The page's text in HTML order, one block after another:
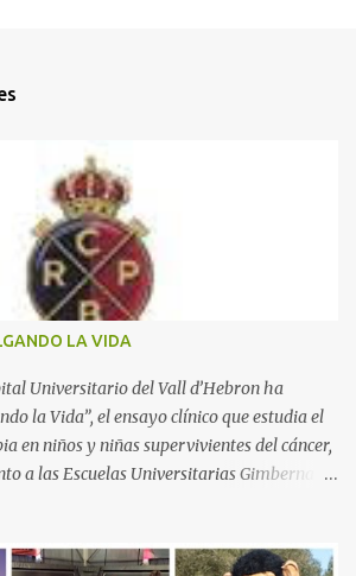
LA VIDA
Universitario del Vall d’Hebron ha
la Vida”, el ensayo clínico que estudia el
en niños y niñas supervivientes del cáncer,
a las Escuelas Universitarias Gimbernat,
presidente de la Fundación RCPB; la Dra.